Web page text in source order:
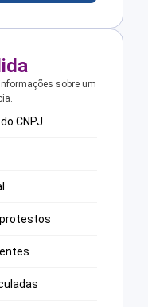
sobre um
CNPJ